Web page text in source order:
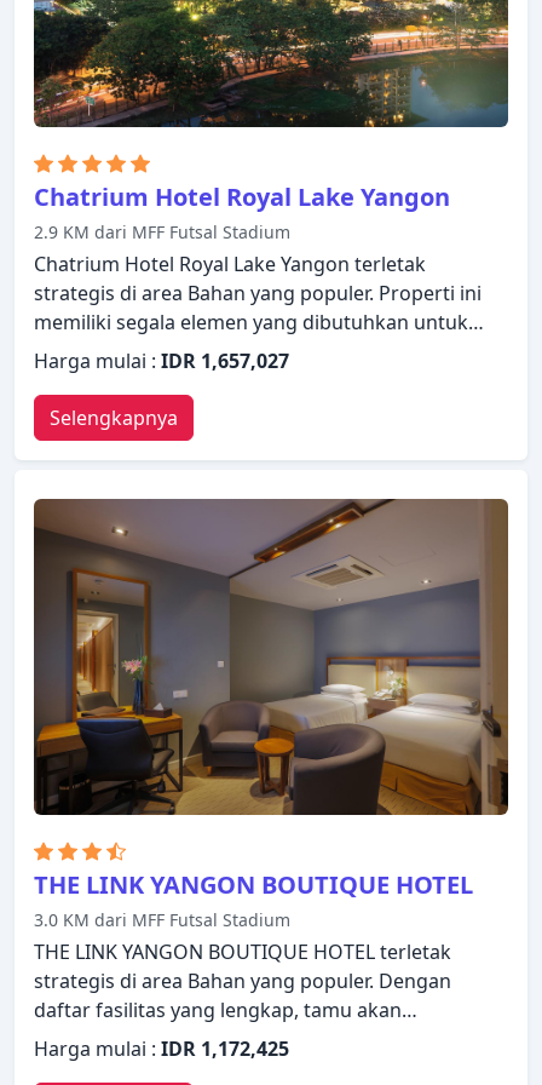
Chatrium Hotel Royal Lake Yangon
2.9 KM dari MFF Futsal Stadium
Chatrium Hotel Royal Lake Yangon terletak
strategis di area Bahan yang populer. Properti ini
memiliki segala elemen yang dibutuhkan untuk
menginap dengan nyaman. Staf yang siap melayani
akan menyambut dan memandu Anda di Chatrium
Hotel Royal Lake Yangon. Dirancang untuk
memberikan kenyamanan, beberapa kamar
memiliki televisi layar datar, telepon di kamar
mandi, lantai karpet, kopi instan gratis, teh gratis
untuk memastikan kenyamanan istirahat malam
Anda. Properti ini menawarkan berbagai pilihan
fasilitas rekreasi. Staf yang ramah, fasilitas yang
istimewa dan dekat dengan semua yang Yangon
tawarkan, merupakan tiga alasan utama Anda
untuk menginap di Chatrium Hotel Royal Lake
Yangon.
Harga mulai : IDR 1,657,027
Selengkapnya
THE LINK YANGON BOUTIQUE HOTEL
3.0 KM dari MFF Futsal Stadium
THE LINK YANGON BOUTIQUE HOTEL terletak
strategis di area Bahan yang populer. Dengan
daftar fasilitas yang lengkap, tamu akan
merasakan pengalaman menginap di properti yang
nyaman. Manfaatkan layanan kamar 24 jam,
Harga mulai : IDR 1,172,425